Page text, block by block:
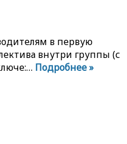
в первую
внутри группы (с
Подробнее »